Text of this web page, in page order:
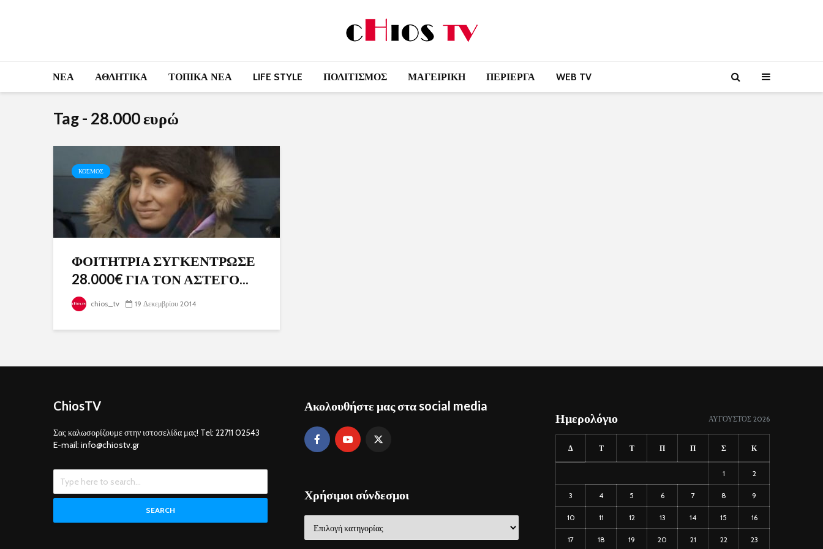
ΝΕΑ ΑΘΛΗΤΙΚΑ ΤΟΠΙΚΑ ΝΕΑ LIFE STYLE ΠΟΛΙΤΙΣΜΟΣ ΜΑΓΕΙΡΙΚΗ ΠΕΡΙΕΡΓΑ WEB TV
Tag - 28.000 ευρώ
ΚΟΣΜΟΣ
ΦΟΙΤΗΤΡΙΑ ΣΥΓΚΕΝΤΡΩΣΕ
28.000€ ΓΙΑ ΤΟΝ ΑΣΤΕΓΟ...
chios_tv 19 Δεκεμβρίου 2014
ChiosTV
Σας καλωσορίζουμε στην ιστοσελίδα μας! Tel: 22711 02543
E-mail: info@chiostv.gr
SEARCH
Ακολουθήστε μας στα social media
Χρήσιμοι σύνδεσμοι
σύνδεσμοι
Ημερολόγιο ΑΎΓΟΥΣΤΟΣ 2026
Δ Τ Τ Π Π Σ Κ
1 2
3 4 5 6 7 8 9
10 11 12 13 14 15 16
17 18 19 20 21 22 23